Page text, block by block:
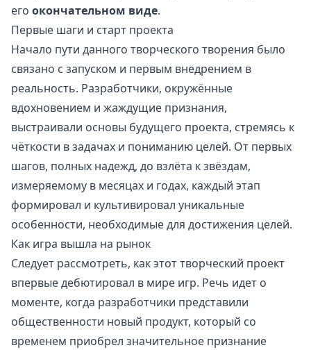
его окончательном виде.
Первые шаги и старт проекта
Начало пути данного творческого творения было
связано с запуском и первым внедрением в
реальность. Разработчики, окружённые
вдохновением и жаждущие признания,
выстраивали основы будущего проекта, стремясь к
чёткости в задачах и пониманию целей. От первых
шагов, полных надежд, до взлёта к звёздам,
измеряемому в месяцах и годах, каждый этап
формировал и культивировал уникальные
особенности, необходимые для достижения целей.
Как игра вышла на рынок
Следует рассмотреть, как этот творческий проект
впервые дебютировал в мире игр. Речь идет о
моменте, когда разработчики представили
общественности новый продукт, который со
временем приобрел значительное признание